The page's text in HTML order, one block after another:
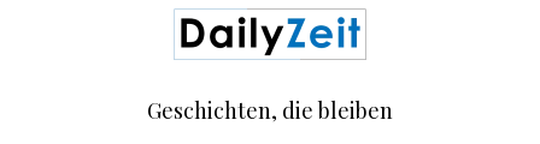
Geschichten, die bleiben